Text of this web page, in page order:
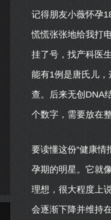
记得朋友小薇怀孕
慌慌张张地给我打
挂了号，找产科医
能有1例是唐氏儿
查。后来无创DNA
个数字，需要放在
要读懂这份“健康情
孕期的明星。它就
理想，很大程度上
会逐渐下降并维持